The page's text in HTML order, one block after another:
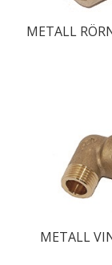
METALL
METALL